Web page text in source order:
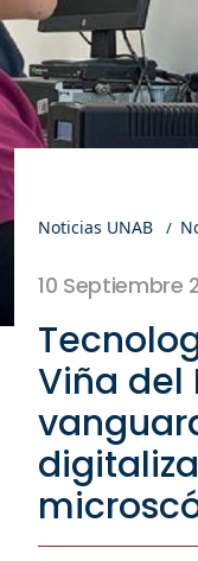
Noticias UNAB
10 Septiembre
Viña del